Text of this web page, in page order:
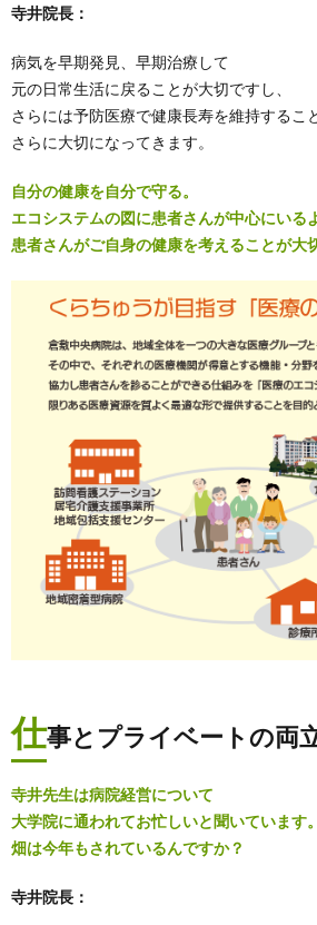
寺井院長：
病気を早期発見、早期治療して
元の日常生活に戻ることが大切ですし、
さらには予防医療で健康長寿を維持するこ
さらに大切になってきます。
自分の健康を自分で守る。
エコシステムの図に患者さんが中心にいる
患者さんがご自身の健康を考えることが大
仕事とプライベートの両
寺井先生は病院経営について
大学院に通われてお忙しいと聞いています。
畑は今年もされているんですか？
寺井院長：